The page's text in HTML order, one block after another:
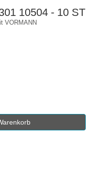
10504 - 10 ST
VORMANN